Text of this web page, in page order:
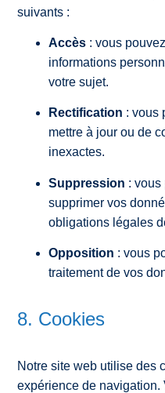
suivants :
Accès : vous
informations
votre sujet.
Rectification : vous
mettre à jour ou de
inexactes.
Suppression : vous
supprimer vos
obligations légales
Opposition : vous
traitement de vos
8. Cookies
Notre site web utilise des
expérience de navigation.